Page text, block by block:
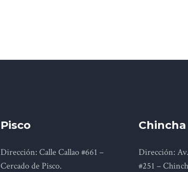
Pisco
Dirección: Calle Callao #661 –
Cercado de Pisco.
Chincha
Dirección:
#251 –